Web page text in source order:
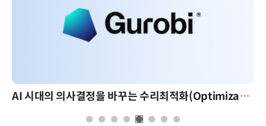
AI 시대의 의사결정을 바꾸는 수리최적화(Optimization): 실제 산업 적용 사례와 활용 전략